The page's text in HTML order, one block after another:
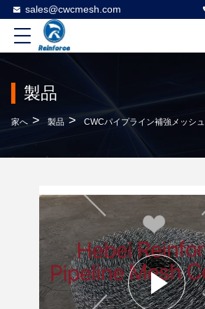
sales@cwcmesh.com
製品
家へ > 製品 > CWCパイプライン補強メッシュ